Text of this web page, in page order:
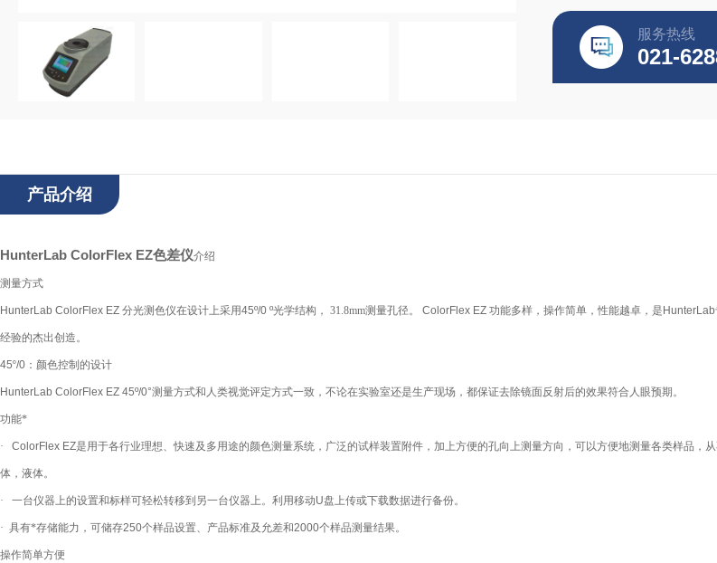
服务热线
021-
产品介绍
HunterLab ColorFlex EZ色差仪介绍
测量方式
HunterLab ColorFlex EZ 分光测色仪在设计上采用45º/0 º光学结构， 31.8mm测量孔径。 ColorFlex EZ 功能多样，操作简单，性能越卓，是 HunterLab
经验的杰出创造。
45º/0 ：颜色控制 的设计
HunterLab ColorFlex EZ 45º/0°测量方式和人类视觉评定方式一致，不论在实验室还是生产现场，都保证去除镜面反射后的效果符合人眼预期。
功能*
· ColorFlex EZ是用于各行业理想、快速及多用途的颜色测量系统，广泛的试样装置附件，加上方便的孔向上测量方向，可以方便地测量各类样品，
体，液体。
· 一台仪器上的设置和标样可轻松转移到另一台仪器上。利用移动U盘上传或下载数据进行备份。
· 具有*存储能力，可储存250个样品设置、产品标准及允差和2000个样品测量结果。
操作简单方便